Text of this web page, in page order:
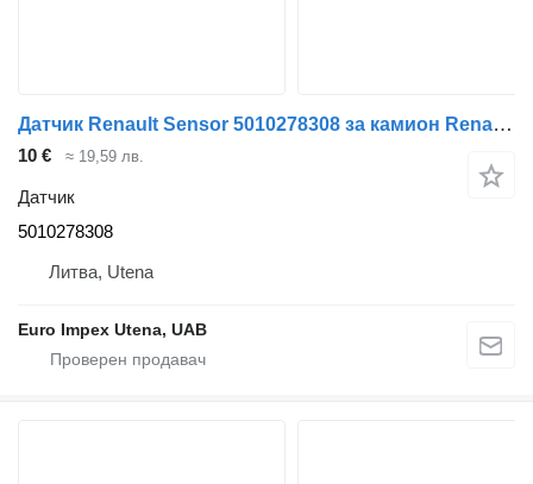
Датчик Renault Sensor 5010278308 за камион Renault Midliner
10 € ≈ 19,59 лв.
Датчик
5010278308
Литва, Utena
Euro Impex Utena, UAB